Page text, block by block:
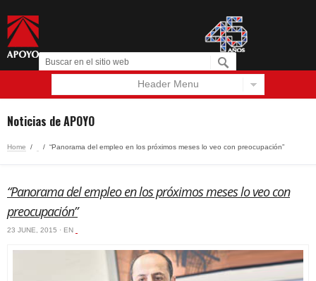
Header Menu
Noticias de APOYO
Home / / “Panorama del empleo en los próximos meses lo veo con preocupación”
“Panorama del empleo en los próximos meses lo veo con
preocupación”
23 JUNE, 2015 · EN